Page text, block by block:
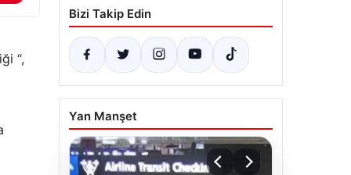
“,
Bizi Takip Edin
Yan Manşet